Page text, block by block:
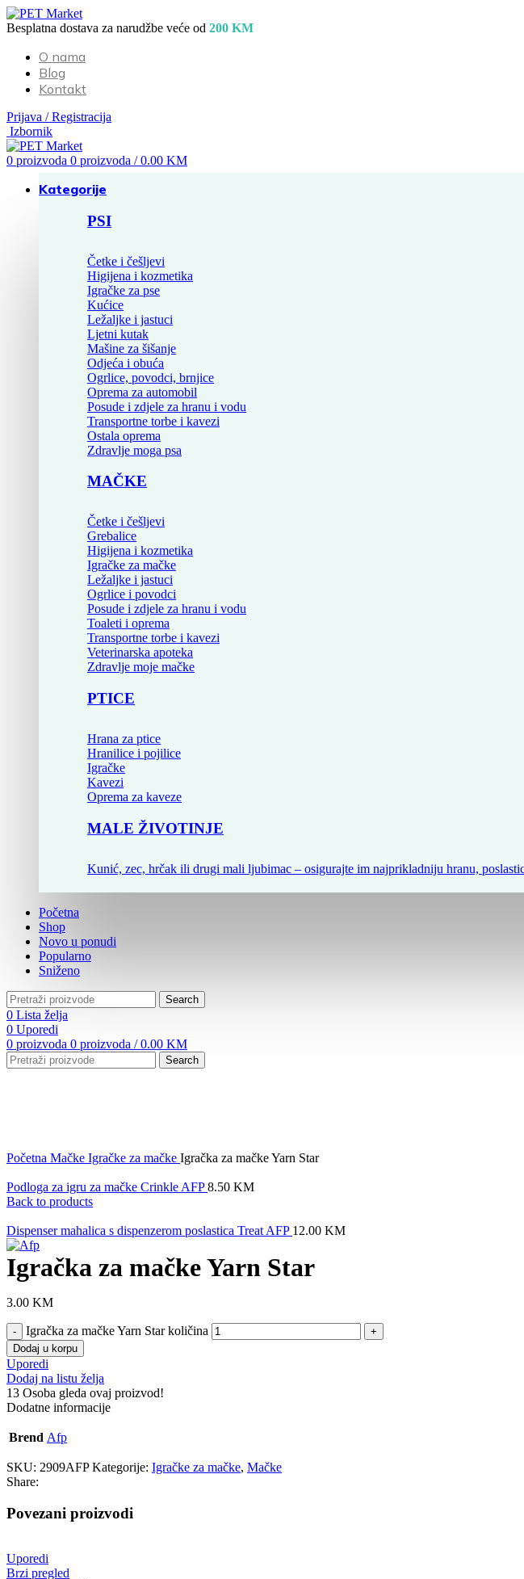
Besplatna dostava za narudžbe veće od 200 KM
O nama
Blog
Kontakt
Prijava / Registracija
Izbornik
0 proizvoda 0 proizvoda / 0.00 KM
Kategorije
PSI
Četke i češljevi
Higijena i kozmetika
Igračke za pse
Kućice
Ležaljke i jastuci
Ljetni kutak
Mašine za šišanje
Odjeća i obuća
Ogrlice, povodci, brnjice
Oprema za automobil
Posude i zdjele za hranu i vodu
Transportne torbe i kavezi
Ostala oprema
Zdravlje moga psa
MAČKE
Četke i češljevi
Grebalice
Higijena i kozmetika
Igračke za mačke
Ležaljke i jastuci
Ogrlice i povodci
Posude i zdjele za hranu i vodu
Toaleti i oprema
Transportne torbe i kavezi
Veterinarska apoteka
Zdravlje moje mačke
PTICE
Hrana za ptice
Hranilice i pojilice
Igračke
Kavezi
Oprema za kaveze
MALE ŽIVOTINJE
Kunić, zec, hrčak ili drugi mali ljubimac – osigurajte im najprikladniju hranu,
Početna
Shop
Novo u ponudi
Popularno
Sniženo
Search
0 Lista želja
0 Uporedi
0 proizvoda 0 proizvoda / 0.00 KM
Search
Početna Mačke Igračke za mačke Igračka za mačke Yarn Star
Podloga za igru za mačke Crinkle AFP8.50 KM
Back to products
Dispenser mahalica s dispenzerom poslastica Treat AFP 12.00 KM
Igračka za mačke Yarn Star
3.00 KM
Igračka za mačke Yarn Star količina
Dodaj u korpu
Uporedi
Dodaj na listu želja
13 Osoba gleda ovaj proizvod!
Dodatne informacije
Brend Afp
SKU: 2909AFPKategorije: Igračke za mačke, Mačke
Share:
Povezani proizvodi
Uporedi
Brzi pregled